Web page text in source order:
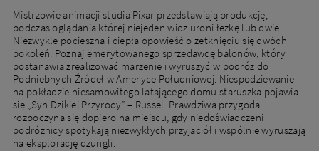
Mistrzowie animacji studia Pixar przedstawiają produkcję,
podczas oglądania której niejeden widz uroni łezkę lub dwie.
Niezwykle pocieszna i ciepła opowieść o zetknięciu się dwóch
pokoleń. Poznaj emerytowanego sprzedawcę balonów, który
postanawia zrealizować marzenie i wyruszyć w podróż do
Podniebnych Źródeł w Ameryce Południowej. Niespodziewanie
na pokładzie niesamowitego latającego domu staruszka pojawia
się „Syn Dzikiej Przyrody” – Russel. Prawdziwa przygoda
rozpoczyna się dopiero na miejscu, gdy niedoświadczeni
podróżnicy spotykają niezwykłych przyjaciół i wspólnie wyruszają
na eksplorację dżungli.